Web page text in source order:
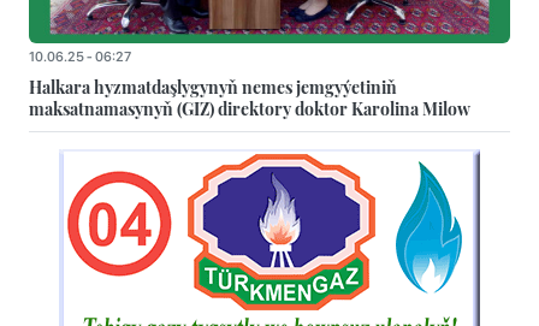
10.06.25 - 06:27
Halkara hyzmatdaşlygynyň nemes jemgyýetiniň
maksatnamasynyň (GIZ) direktory doktor Karolina Milow